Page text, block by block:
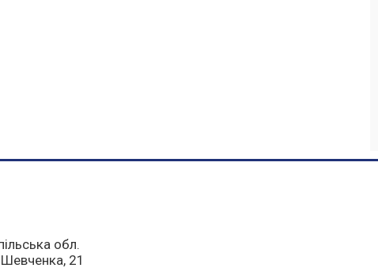
обл.
21